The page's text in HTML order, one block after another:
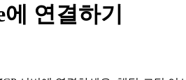
연결하기